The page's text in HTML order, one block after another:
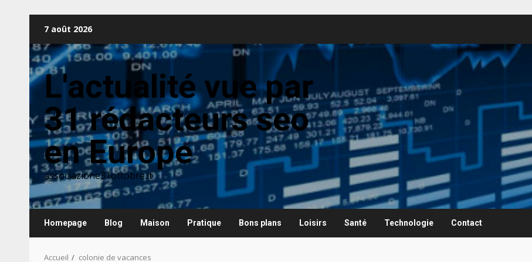
contenu
7 août 2026
L'actualité vue par
31 rédacteurs seo
en Europe
associazione31ottobre.it
Homepage Blog Maison Pratique Bons plans Loisirs Santé Technologie Contact
Accueil colonie de vacances